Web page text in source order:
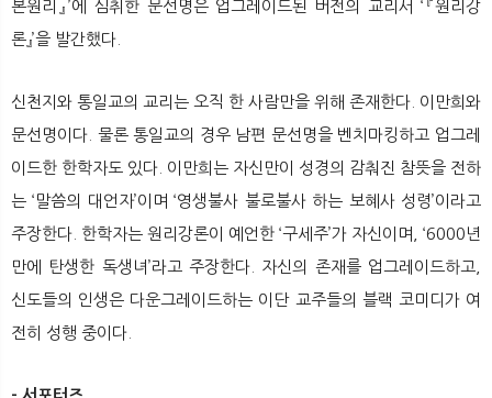
본원리』’에 심취한 문선명은 업그레이드된 버전의 교리서 ‘『원리강
론』’을 발간했다.
신천지와 통일교의 교리는 오직 한 사람만을 위해 존재한다. 이만희와
문선명이다. 물론 통일교의 경우 남편 문선명을 벤치마킹하고 업그레
이드한 한학자도 있다. 이만희는 자신만이 성경의 감춰진 참뜻을 전하
는 ‘말씀의 대언자’이며 ‘영생불사 불로불사 하는 보혜사 성령’이라고
주장한다. 한학자는 원리강론이 예언한 ‘구세주’가 자신이며, ‘6000년
만에 탄생한 독생녀’라고 주장한다. 자신의 존재를 업그레이드하고,
신도들의 인생은 다운그레이드하는 이단 교주들의 블랙 코미디가 여
전히 성행 중이다.